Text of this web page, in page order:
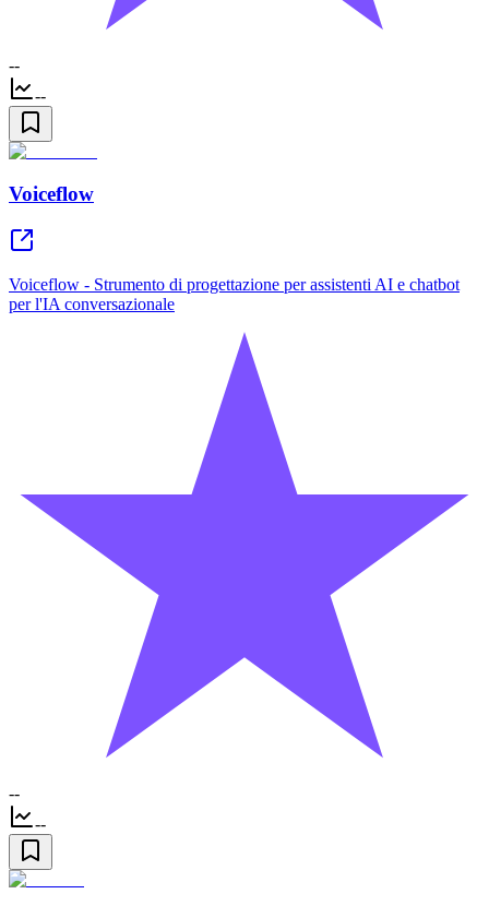
--
--
Voiceflow
Voiceflow - Strumento di progettazione per assistenti AI e chatbot
per l'IA conversazionale
--
--